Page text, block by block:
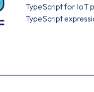
TypeScript for IoT
TypeScript